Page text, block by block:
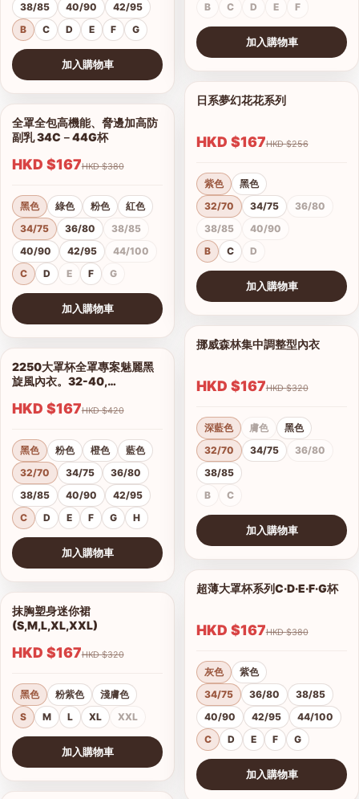
38/85
40/90
42/95
B
C D E F G
加入購物車
1/5
查看圖片
全罩全包高機能、脅邊加高防
副乳 34C－44G杯
HKD $167 HKD $380
黑色 綠色 粉色
紅色
34/75
36/80
38/85
40/90
42/95
44/100
C
D E F G
加入購物車
1/14
查看圖片
2250大罩杯全罩專案魅麗黑
旋風內衣。32-40,
HKD $167 HKD $420
黑色 粉色 橙色
藍色
32/70
34/75
36/80
38/85
40/90
42/95
C
D E F G H
加入購物車
查看圖片
抹胸塑身迷你裙
(S,M,L,XL,XXL)
HKD $167 HKD $320
黑色 粉紫色
淺膚色
S
M L XL XXL
加入購物車
查看圖片
B
C D E F
加入購物車
查看圖片
日系夢幻花花系列
HKD $167 HKD $256
紫色
黑色
32/70
34/75
36/80
38/85
40/90
B
C D
加入購物車
查看圖片
挪威森林集中調整型內衣
HKD $167 HKD $320
深藍色 膚色
黑色
32/70
34/75
36/80
38/85
B
C
加入購物車
1/12
查看圖片
超薄大罩杯系列C·D·E·F·G杯
HKD $167 HKD $380
灰色
紫色
34/75
36/80
38/85
40/90
42/95
44/100
C
D E F G
加入購物車
查看圖片